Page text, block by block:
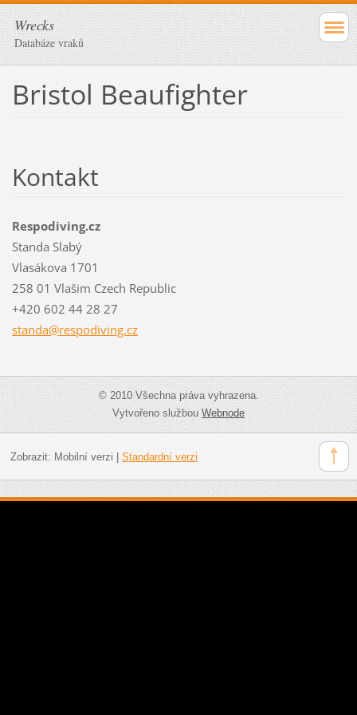
Wrecks
Databáze vraků
Bristol Beaufighter
Kontakt
Respodiving.cz
Standa Slabý
Vlasákova 1701
258 01 Vlašim Czech Republic
+420 602 44 28 27
standa@respodiving.cz
© 2010 Všechna práva vyhrazena.
Vytvořeno službouWebnode
Zobrazit: Mobilní verzi Standardní verzi